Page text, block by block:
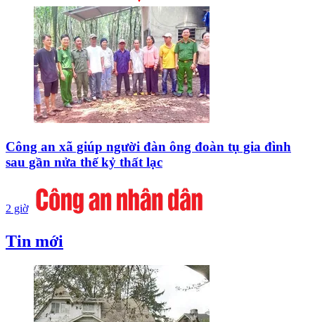
Công an xã giúp người đàn ông đoàn tụ gia đình
sau gần nửa thế kỷ thất lạc
2 giờ
Tin mới